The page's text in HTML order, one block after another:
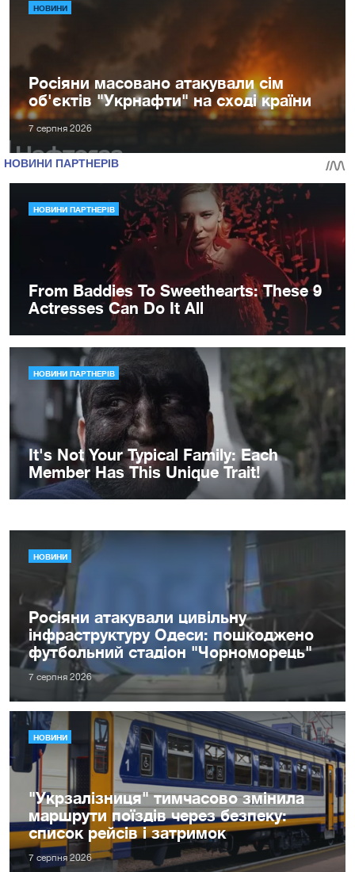
НОВИНИ
Росіяни масовано атакували сім
об'єктів "Укрнафти" на сході країни
7 серпня 2026
НОВИНИ
Росіяни атакували цивільну
інфраструктуру Одеси: пошкоджено
футбольний стадіон "Чорноморець"
7 серпня 2026
НОВИНИ
"Укрзалізниця" тимчасово змінила
маршрути поїздів через безпеку:
список рейсів і затримок
7 серпня 2026